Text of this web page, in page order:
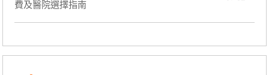
費及醫院選擇指南